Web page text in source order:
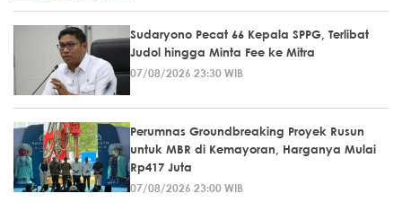
Sudaryono Pecat 66 Kepala SPPG, Terlibat
Judol hingga Minta Fee ke Mitra
07/08/2026 23:30 WIB
Perumnas Groundbreaking Proyek Rusun
untuk MBR di Kemayoran, Harganya Mulai
Rp417 Juta
07/08/2026 23:00 WIB